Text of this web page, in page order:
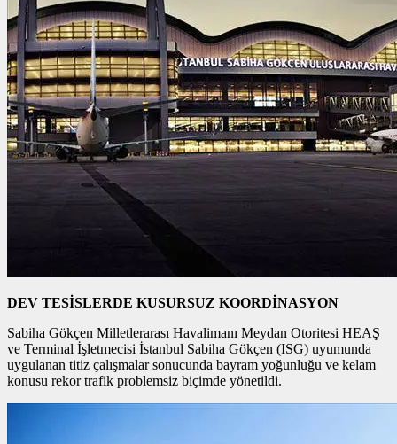
DEV TESİSLERDE KUSURSUZ KOORDİNASYON
Sabiha Gökçen Milletlerarası Havalimanı Meydan Otoritesi HEAŞ
ve Terminal İşletmecisi İstanbul Sabiha Gökçen (ISG) uyumunda
uygulanan titiz çalışmalar sonucunda bayram yoğunluğu ve kelam
konusu rekor trafik problemsiz biçimde yönetildi.